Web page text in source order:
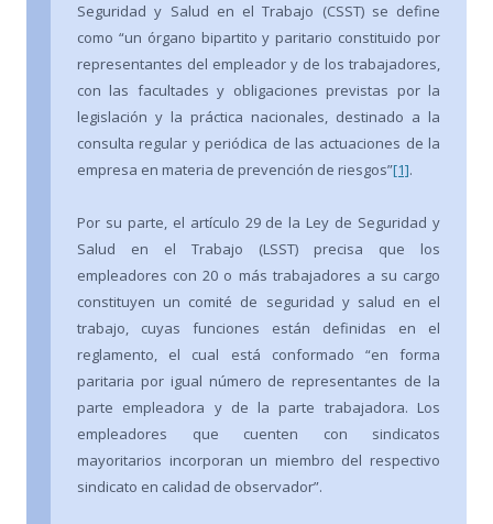
Seguridad y Salud en el Trabajo (CSST) se define
como “un órgano bipartito y paritario constituido por
representantes del empleador y de los trabajadores,
con las facultades y obligaciones previstas por la
legislación y la práctica nacionales, destinado a la
consulta regular y periódica de las actuaciones de la
empresa en materia de prevención de riesgos”[1].
Por su parte, el artículo 29 de la Ley de Seguridad y
Salud en el Trabajo (LSST) precisa que los
empleadores con 20 o más trabajadores a su cargo
constituyen un comité de seguridad y salud en el
trabajo, cuyas funciones están definidas en el
reglamento, el cual está conformado “en forma
paritaria por igual número de representantes de la
parte empleadora y de la parte trabajadora. Los
empleadores que cuenten con sindicatos
mayoritarios incorporan un miembro del respectivo
sindicato en calidad de observador”.